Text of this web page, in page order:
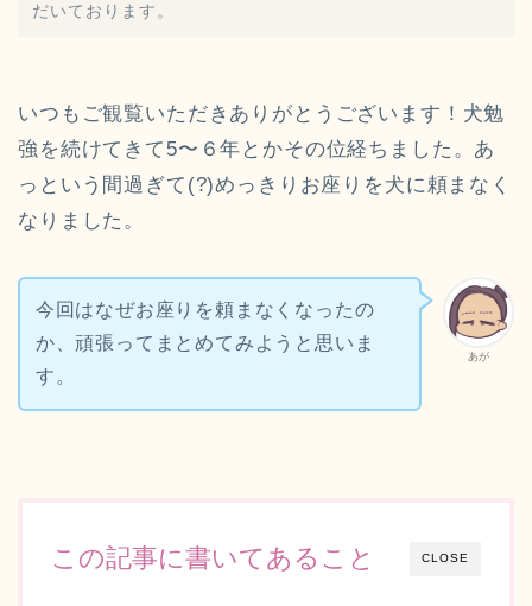
だいております。
いつもご観覧いただきありがとうございます！犬勉
強を続けてきて5〜６年とかその位経ちました。あ
っという間過ぎて(?)めっきりお座りを犬に頼まなく
なりました。
あが
今回はなぜお座りを頼まなくなったの
か、頑張ってまとめてみようと思いま
す。
CLOSE
この記事に書いてあること